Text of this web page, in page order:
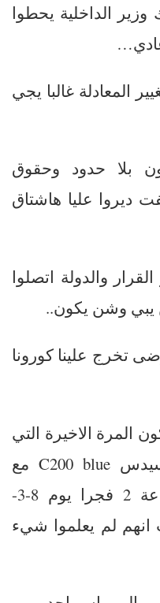
الداخلية يحطوا
المعادلة غالبا يجي
بلا حدود وحقوق
ديروا عليا هاشتاق
والدولة اتصلوا
يبي وشن يكون..
تخرج علينا كورونا
الاخيرة التي
اخرج فيها بسيارتي المرسيدس C200 blue مع
صديقي محمد نجيب الساعة 2 فجرا يوم 8-3-
انهم لم يعلموا شيء